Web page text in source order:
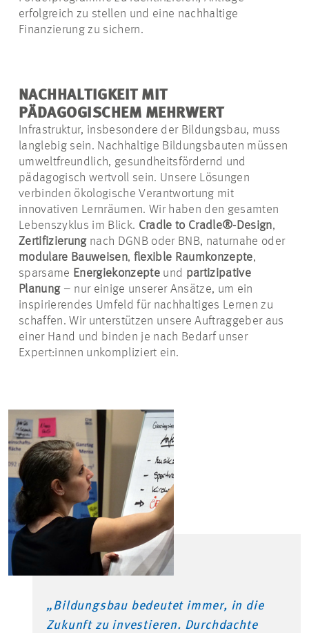
erfolgreich zu stellen und eine nachhaltige
Finanzierung zu sichern.
NACHHALTIGKEIT MIT
PÄDAGOGISCHEM MEHRWERT
Infrastruktur, insbesondere der Bildungsbau, muss
langlebig sein. Nachhaltige Bildungsbauten müssen
umweltfreundlich, gesundheitsfördernd und
pädagogisch wertvoll sein. Unsere Lösungen
verbinden ökologische Verantwortung mit
innovativen Lernräumen. Wir haben den gesamten
Lebenszyklus im Blick. Cradle to Cradle®-Design,
Zertifizierung nach DGNB oder BNB, naturnahe oder
modulare Bauweisen, flexible Raumkonzepte,
sparsame Energiekonzepteund partizipative
Planung– nur einige unserer Ansätze, um ein
inspirierendes Umfeld für nachhaltiges Lernen zu
schaffen. Wir unterstützen unsere Auftraggeber aus
einer Hand und binden je nach Bedarf unser
Expert:innen unkompliziert ein.
„Bildungsbau bedeutet immer, in die
Zukunft zu investieren. Durchdachte